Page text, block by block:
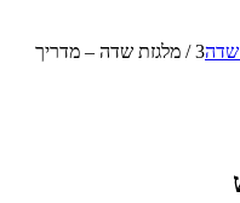
שדה3
/ מלגזת שדה – מדריך